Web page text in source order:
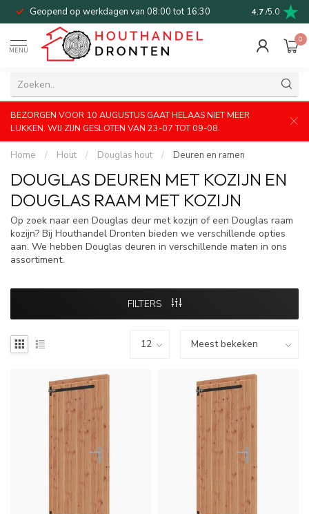
Geopend op werkdagen van 08:00 tot 16:30 Bel of mail
4.7 /5.0
MENU
0
BEZORGEN VOOR 10 AUGUSTUS GAAT HELAAS NIET MEER
LUKKEN. WIJ ZIJN GESLOTEN VAN 23-07 TOT 09-08.
Home / Hout / Douglas hout / Deuren en ramen
DOUGLAS DEUREN MET KOZIJN EN
DOUGLAS RAAM MET KOZIJN
Op zoek naar een Douglas deur met kozijn of een Douglas raam
kozijn? Bij Houthandel Dronten bieden we verschillende opties
aan. We hebben Douglas deuren in verschillende maten in ons
assortiment.
FILTERS